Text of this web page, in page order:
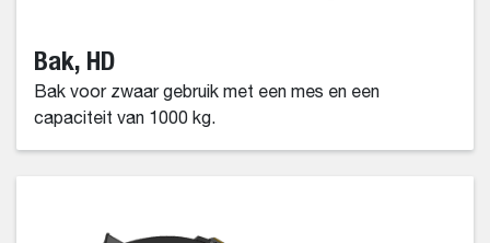
Bak, HD
Bak voor zwaar gebruik met een mes en een
capaciteit van 1000 kg.